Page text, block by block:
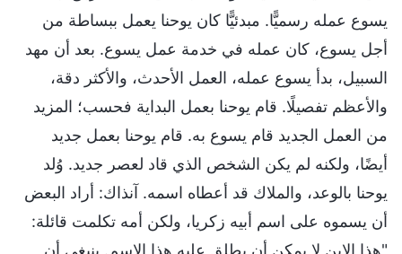
يسوع عمله رسميًّا. مبدئيًّا كان يوحنا يعمل ببساطة من
أجل يسوع، كان عمله في خدمة عمل يسوع. بعد أن مهد
السبيل، بدأ يسوع عمله، العمل الأحدث، والأكثر دقة،
والأعظم تفصيلًا. قام يوحنا بعمل البداية فحسب؛ المزيد
من العمل الجديد قام يسوع به. قام يوحنا بعمل جديد
أيضًا، ولكنه لم يكن الشخص الذي قاد لعصر جديد. وُلد
يوحنا بالوعد، والملاك قد أعطاه اسمه. آنذاك: أراد البعض
أن يسموه على اسم أبيه زكريا، ولكن أمه تكلمت قائلة:
"هذا الابن لا يمكن أن يطلق عليه هذا الاسم. ينبغي أن